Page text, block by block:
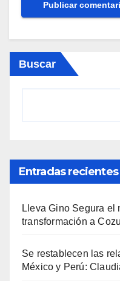
Buscar
Entradas recientes
Lleva Gino Segura el
transformación a
Se restablecen las
México y Perú: